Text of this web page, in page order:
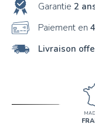
Garantie 2
Paiement en
Livraison